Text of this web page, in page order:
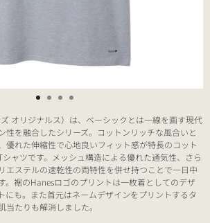
オリジナルス）は、ベーシックとは一線を画す現代
性を融合したシリーズ。コットンリッチな風合いと
優れた伸縮性で心地良いフィット感が特長のコット
ャツです。メッシュ構造による優れた通気性、さら
エステルの速乾性の両特性を併せ持つことで一日中
。裾のHanesロゴのプリントは一枚着としてのデザ
にも。また首元はネームデザインをプリントするタ
たりも解消しました。